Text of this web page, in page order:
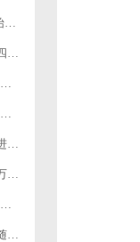
价值近600万的罗宾逊R44开始空中飞播造林
花漾九江-追浔清明-最美人间四月天-去庐山西海踏青去
飞机之家桂林山水旅游基地乘坐直升飞机俯瞰看桂林山水你值得拥有
飞机之家龙虎山清明节踏青之旅正式开启
一架400万的罗宾逊在湖北省进行空中巡查
济南莱芜茂业天地广场租400万直升机进行商业庆典
江西省鹰潭市贵溪市龙虎山空中游览
价值400万的直升机在北湖北随州进行空中航测